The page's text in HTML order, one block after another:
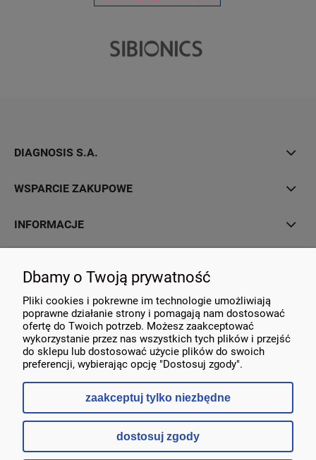
DIAGNOSIS S.A.
WSPARCIE ZAKUPOWE
INFORMACJE
KONTAKT
pokaż pełną wersję strony
Dbamy o Twoją prywatność
Pliki cookies i pokrewne im technologie umożliwiają
poprawne działanie strony i pomagają nam dostosować
ofertę do Twoich potrzeb. Możesz zaakceptować
wykorzystanie przez nas wszystkich tych plików i przejść
do sklepu lub dostosować użycie plików do swoich
preferencji, wybierając opcję "Dostosuj zgody".
zaakceptuj tylko niezbędne
dostosuj zgody